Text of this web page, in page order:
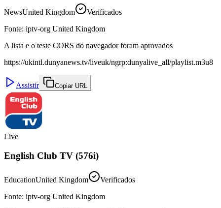
NewsUnited Kingdom
Verificados
Fonte: iptv-org United Kingdom
A lista e o teste CORS do navegador foram aprovados
https://ukintl.dunyanews.tv/liveuk/ngrp:dunyalive_all/playlist.m3u8
Assistir Copiar URL
Live
English Club TV (576i)
EducationUnited Kingdom
Verificados
Fonte: iptv-org United Kingdom